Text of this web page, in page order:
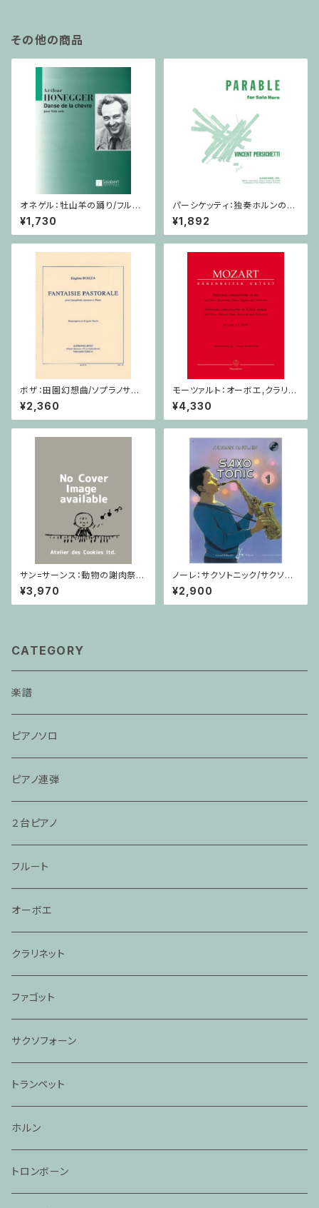
その他の商品
オネゲル：牡山羊の踊り/フルー
ト
¥1,730
パーシケッティ：独奏ホルンのた
めの寓話 第８番 作品120 / ホ
ルン
¥1,892
ボザ：田園幻想曲/ソプラノサク
ソフォーン・ピアノ
¥2,360
モーツァルト：オーボエ,クラリネ
ット,ホルン,ファゴットと管弦楽
のための協奏交響曲 / オーボ
エ,クラリネット,ホルン,ファゴッ
¥4,330
サン=サーンス：動物の謝肉祭 D
urand / ミニチュアスコア
¥3,970
ノーレ：サクソトニック/サクソフ
ォーン・CD
¥2,900
CATEGORY
楽譜
ピアノソロ
ピアノ連弾
２台ピアノ
フルート
オーボエ
クラリネット
ファゴット
サクソフォーン
トランペット
ホルン
トロンボーン